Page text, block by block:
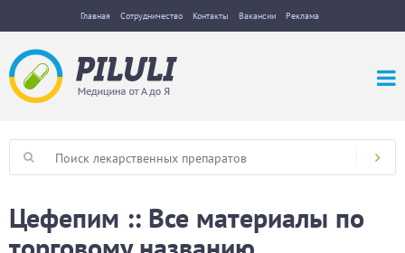
Главная Сотрудничество Контакты Вакансии Реклама
Цефепим :: Все материалы по